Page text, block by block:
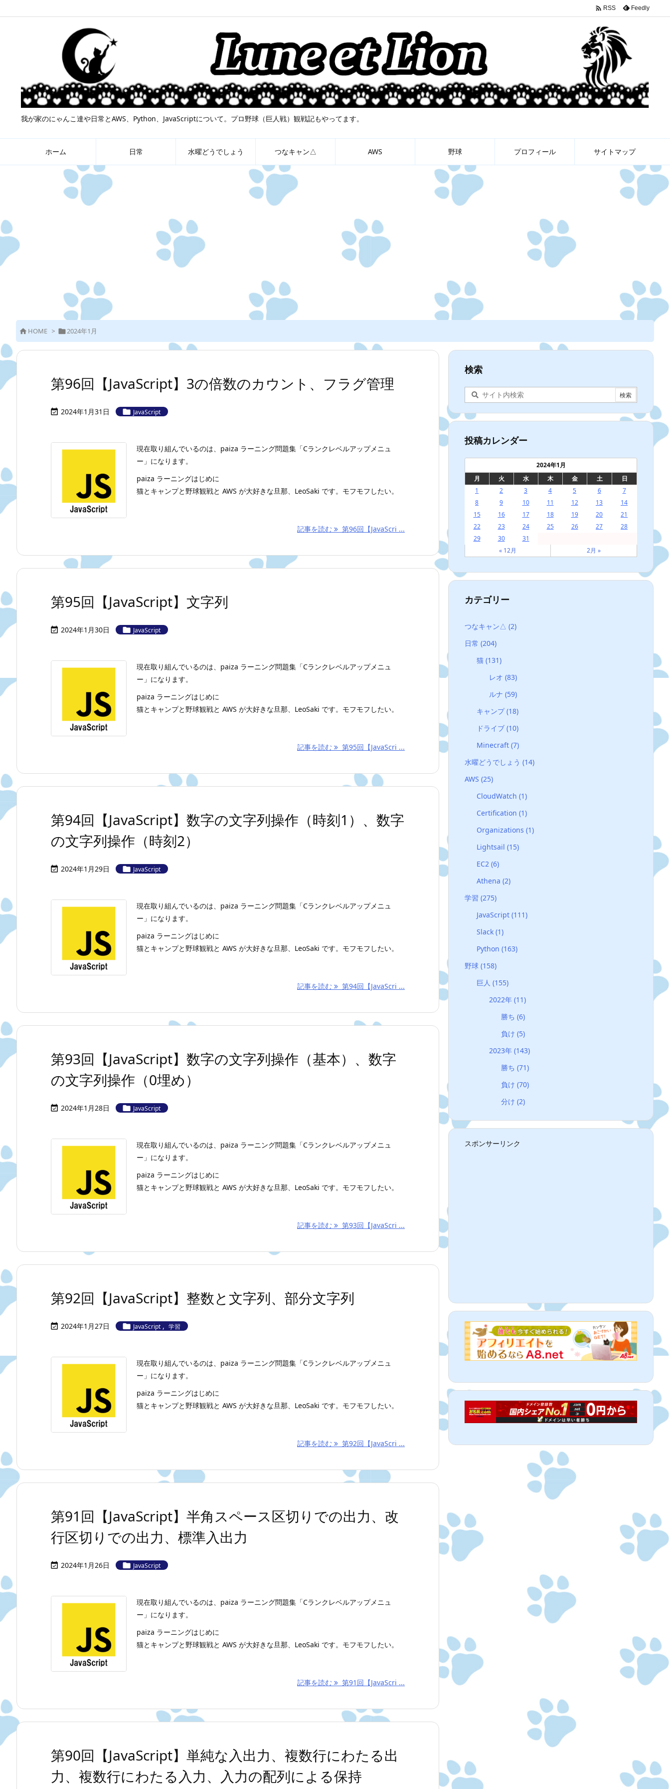
我が家のにゃんこ達や日常とAWS、Python、JavaScriptについて。プロ野球（巨人戦）観戦記もやってます。
ホーム 日常 水曜どうでしょう つなキャン△ AWS 野球 プロフィール サイトマップ
 RSS Feedly
 HOME > 2024年1月
第96回【JavaScript】3の倍数のカウント、フラグ管理
 2024年1月31日  JavaScript
現在取り組んでいるのは、paiza ラーニング問題集「Cランクレベルアップメニュ
ー」になります。
paiza ラーニングはじめに
猫とキャンプと野球観戦と AWS が大好きな旦那、LeoSaki です。モフモフしたい。
記事を読む 第96回【JavaScri ...
第95回【JavaScript】文字列
 2024年1月30日  JavaScript
現在取り組んでいるのは、paiza ラーニング問題集「Cランクレベルアップメニュ
ー」になります。
paiza ラーニングはじめに
猫とキャンプと野球観戦と AWS が大好きな旦那、LeoSaki です。モフモフしたい。
記事を読む 第95回【JavaScri ...
第94回【JavaScript】数字の文字列操作（時刻1）、数字
の文字列操作（時刻2）
 2024年1月29日  JavaScript
現在取り組んでいるのは、paiza ラーニング問題集「Cランクレベルアップメニュ
ー」になります。
paiza ラーニングはじめに
猫とキャンプと野球観戦と AWS が大好きな旦那、LeoSaki です。モフモフしたい。
記事を読む 第94回【JavaScri ...
第93回【JavaScript】数字の文字列操作（基本）、数字
の文字列操作（0埋め）
 2024年1月28日  JavaScript
現在取り組んでいるのは、paiza ラーニング問題集「Cランクレベルアップメニュ
ー」になります。
paiza ラーニングはじめに
猫とキャンプと野球観戦と AWS が大好きな旦那、LeoSaki です。モフモフしたい。
記事を読む 第93回【JavaScri ...
第92回【JavaScript】整数と文字列、部分文字列
 2024年1月27日  JavaScript , 学習
現在取り組んでいるのは、paiza ラーニング問題集「Cランクレベルアップメニュ
ー」になります。
paiza ラーニングはじめに
猫とキャンプと野球観戦と AWS が大好きな旦那、LeoSaki です。モフモフしたい。
記事を読む 第92回【JavaScri ...
第91回【JavaScript】半角スペース区切りでの出力、改
行区切りでの出力、標準入出力
 2024年1月26日  JavaScript
現在取り組んでいるのは、paiza ラーニング問題集「Cランクレベルアップメニュ
ー」になります。
paiza ラーニングはじめに
猫とキャンプと野球観戦と AWS が大好きな旦那、LeoSaki です。モフモフしたい。
記事を読む 第91回【JavaScri ...
第90回【JavaScript】単純な入出力、複数行にわたる出
力、複数行にわたる入力、入力の配列による保持
検索
投稿カレンダー
2024年1月
月
火 水 木 金 土
日
1
2 3 4 5 6
7
8
9 10 11 12 13
14
15
16 17 18 19 20
21
22
23 24 25 26 27
28
29
30
31
« 12月
2月 »
カテゴリー
つなキャン△ (2)
日常 (204)
猫(131)
レオ (83)
ルナ (59)
キャンプ(18)
ドライブ(10)
Minecraft(7)
水曜どうでしょう (14)
AWS (25)
CloudWatch(1)
Certification(1)
Organizations(1)
Lightsail(15)
EC2(6)
Athena(2)
学習 (275)
JavaScript(111)
Slack(1)
Python(163)
野球 (158)
巨人(155)
2022年 (11)
勝ち(6)
負け(5)
2023年 (143)
勝ち(71)
負け(70)
分け(2)
スポンサーリンク